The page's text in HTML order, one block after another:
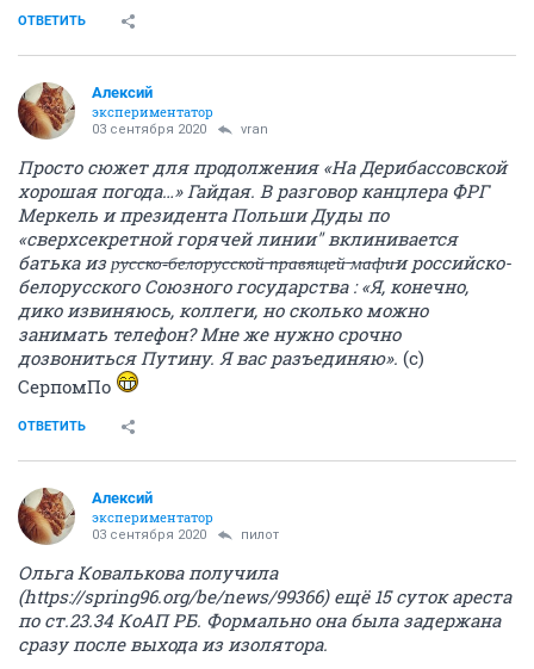
ОТВЕТИТЬ
Алексий
экспериментатор
03 сентября 2020 vran
Просто сюжет для продолжения «На Дерибассовской
хорошая погода…» Гайдая. В разговор канцлера ФРГ
Меркель и президента Польши Дуды по
«сверхсекретной горячей линии" вклинивается
батька из р̶у̶с̶с̶к̶о̶-̶б̶е̶л̶о̶р̶у̶с̶с̶к̶о̶й̶ ̶п̶р̶а̶в̶я̶щ̶е̶й̶ ̶м̶а̶ф̶и̶и российско-
белорусского Союзного государства : «Я, конечно,
дико извиняюсь, коллеги, но сколько можно
занимать телефон? Мне же нужно срочно
дозвониться Путину. Я вас разъединяю». (с)
СерпомПо
ОТВЕТИТЬ
Алексий
экспериментатор
03 сентября 2020 пилот
Ольга Ковалькова получила
(https://spring96.org/be/news/99366) ещё 15 суток ареста
по ст.23.34 КоАП РБ. Формально она была задержана
сразу после выхода из изолятора.